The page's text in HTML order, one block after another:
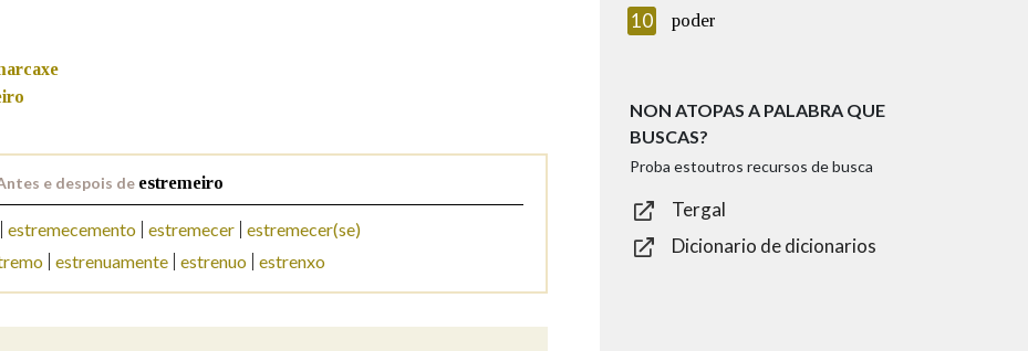
e despois de estremeiro
estremecemento estremecer
estremecer(se)
estrenuamente estrenuo estrenxo
10 poder
NON ATOPAS A PALABRA QUE
BUSCAS?
Proba estoutros recursos de busca
Tergal
Dicionario de dicionarios